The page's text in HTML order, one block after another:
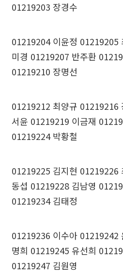
01219203 장경수
01219204 이윤정 01219205
미경 01219207 반주환
01219210 장명선
01219212 최양규 01219216
서윤 01219219 이금재
01219224 박황철
01219225 김지현 01219226
동섭 01219228 김남영
01219234 김태정
01219236 이수아 01219242
명희 01219245 유선희
01219247 김원영